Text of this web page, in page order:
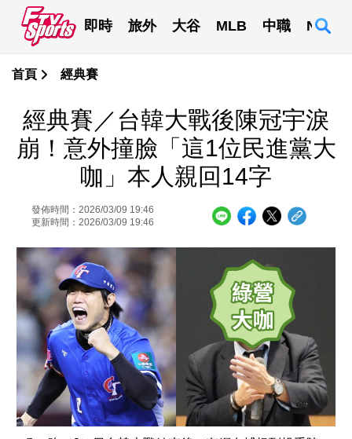
即時 旅外 大谷 MLB 中職 NBA
首頁 經典賽
經典賽／台韓大戰後陳冠宇淚
崩！意外撞臉「這1位民進黨大
咖」本人親回14字
發佈時間：2026/03/09 19:46
更新時間：2026/03/09 19:46